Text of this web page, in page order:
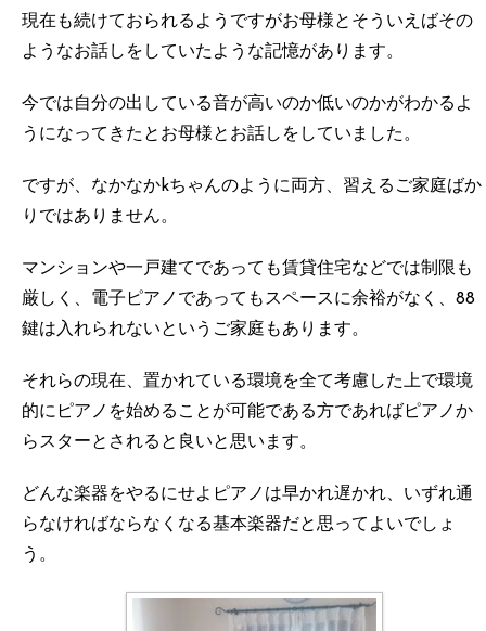
現在も続けておられるようですがお母様とそういえばその
ようなお話しをしていたような記憶があります。
今では自分の出している音が高いのか低いのかがわかるよ
うになってきたとお母様とお話しをしていました。
ですが、なかなかkちゃんのように両方、習えるご家庭ばか
りではありません。
マンションや一戸建てであっても賃貸住宅などでは制限も
厳しく、電子ピアノであってもスペースに余裕がなく、88
鍵は入れられないというご家庭もあります。
それらの現在、置かれている環境を全て考慮した上で環境
的にピアノを始めることが可能である方であればピアノか
らスターとされると良いと思います。
どんな楽器をやるにせよピアノは早かれ遅かれ、いずれ通
らなければならなくなる基本楽器だと思ってよいでしょ
う。